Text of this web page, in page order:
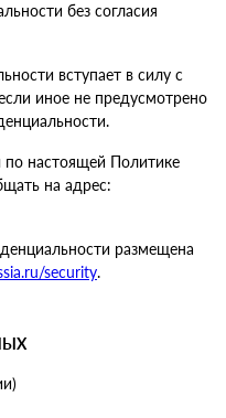
без согласия
вступает в силу с
иное не предусмотрено
настоящей Политике
на адрес:
размещена
security.